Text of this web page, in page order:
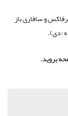
و سافاری باز